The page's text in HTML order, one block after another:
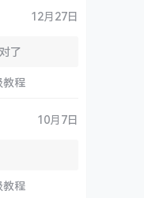
12月27日
了
教程
10月7日
教程